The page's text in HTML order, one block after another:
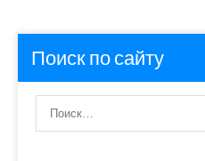
Поиск по сайту